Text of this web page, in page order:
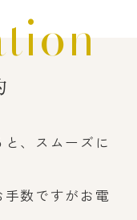
、スムーズに
数ですがお電